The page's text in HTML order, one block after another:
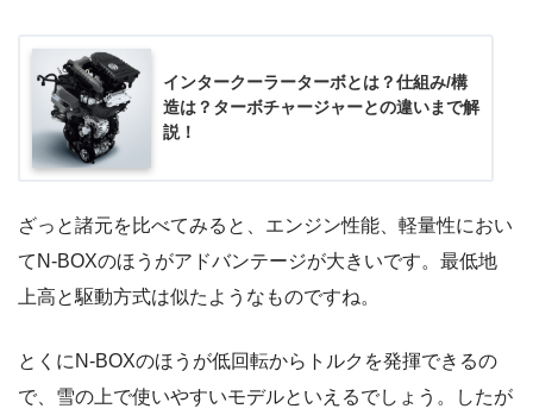
インタークーラーターボとは？仕組み/構
造は？ターボチャージャーとの違いまで解
説！
ざっと諸元を比べてみると、エンジン性能、軽量性におい
てN-BOXのほうがアドバンテージが大きいです。最低地
上高と駆動方式は似たようなものですね。
とくにN-BOXのほうが低回転からトルクを発揮できるの
で、雪の上で使いやすいモデルといえるでしょう。したが